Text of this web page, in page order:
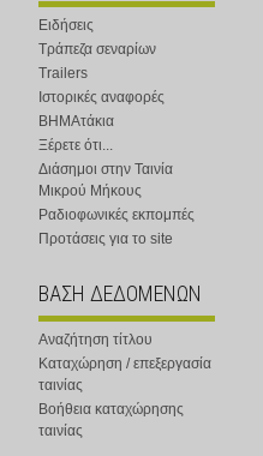
Ειδήσεις
Τράπεζα σεναρίων
Trailers
Ιστορικές αναφορές
ΒΗΜΑτάκια
Ξέρετε ότι...
Διάσημοι στην Ταινία
Μικρού Μήκους
Ραδιοφωνικές εκπομπές
Προτάσεις για το site
ΒΑΣΗ ΔΕΔΟΜΕΝΩΝ
Αναζήτηση τίτλου
Καταχώρηση / επεξεργασία
ταινίας
Βοήθεια καταχώρησης
ταινίας